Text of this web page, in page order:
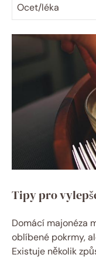
Ocet/léka
Tipy pro
Domácí majonéza
oblíbené pokrmy,
Existuje několik